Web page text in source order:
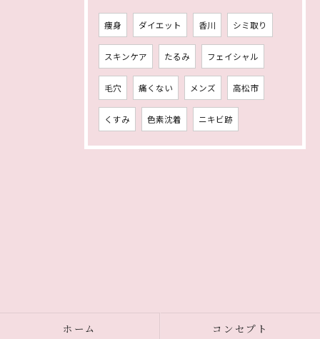
痩身 ダイエット 香川 シミ取り
スキンケア たるみ フェイシャル
毛穴 痛くない メンズ 高松市
くすみ 色素沈着 ニキビ跡
ホーム コンセプト